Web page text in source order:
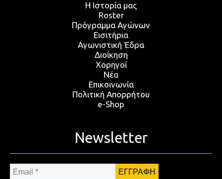
Η Ιστορία μας
Roster
Πρόγραμμα Αγώνων
Εισιτήρια
Αγωνιστική Έδρα
Διοίκηση
Χορηγοί
Νέα
Επικοινωνία
Πολιτική Απορρήτου
e-Shop
Newsletter
Email